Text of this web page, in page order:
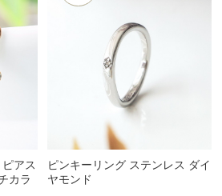
ピアス
カラ
ピンキーリング ステンレス ダイ
ヤモンド